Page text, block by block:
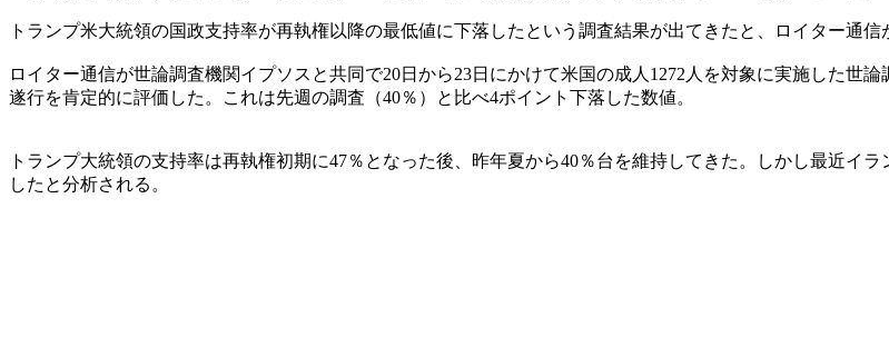
トランプ米大統領の国政支持率が再執権以降の最低値に下落したという調査結果が出てきたと、ロイター通信
ロイター通信が世論調査機関イプソスと共同で20日から23日にかけて米国の成人1272人を対象に実施した世
遂行を肯定的に評価した。これは先週の調査（40％）と比べ4ポイント下落した数値。
トランプ大統領の支持率は再執権初期に47％となった後、昨年夏から40％台を維持してきた。しかし最近イ
したと分析される。